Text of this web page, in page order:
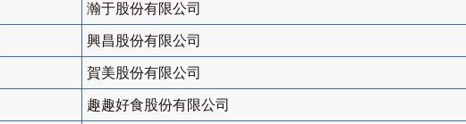
瀚于股份有限公司
興昌股份有限公司
賀美股份有限公司
趣趣好食股份有限公司